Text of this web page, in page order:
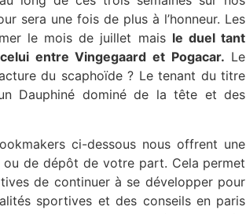
sera une fois de plus à l’honneur. Les
le mois de juillet mais le duel tant
entre Vingegaard et Pogacar. Le
du scaphoïde ? Le tenant du titre
Dauphiné dominé de la tête et des
ci-dessous nous offrent une
ou de dépôt de votre part. Cela permet
de continuer à se développer pour
sportives et des conseils en paris